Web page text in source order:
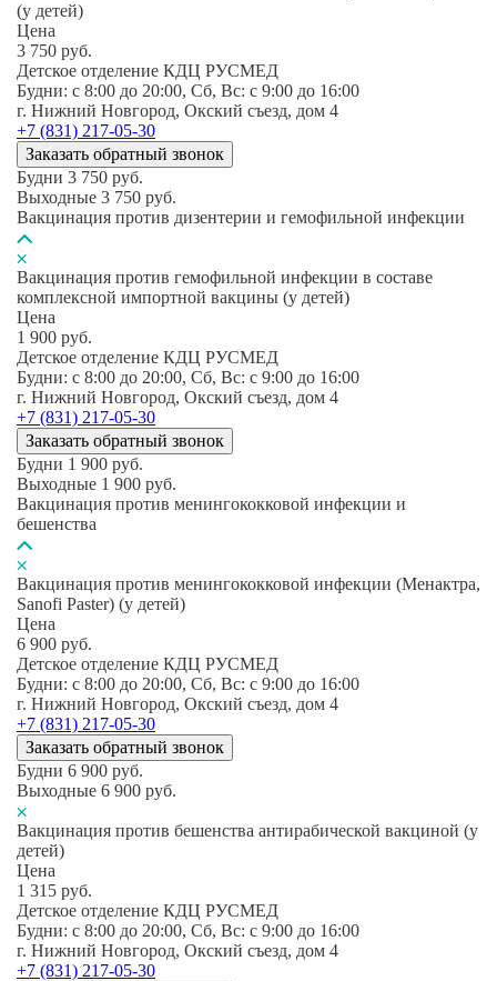
(у детей)
Цена
3 750 руб.
Детское отделение КДЦ РУСМЕД
Будни: c 8:00 до 20:00, Сб, Вс: c 9:00 до 16:00
г. Нижний Новгород, Окский съезд, дом 4
+7 (831) 217-05-30
Заказать обратный звонок
Будни 3 750 руб.
Выходные 3 750 руб.
Вакцинация против дизентерии и гемофильной инфекции
Вакцинация против гемофильной инфекции в составе
комплексной импортной вакцины (у детей)
Цена
1 900 руб.
Детское отделение КДЦ РУСМЕД
Будни: c 8:00 до 20:00, Сб, Вс: c 9:00 до 16:00
г. Нижний Новгород, Окский съезд, дом 4
+7 (831) 217-05-30
Заказать обратный звонок
Будни 1 900 руб.
Выходные 1 900 руб.
Вакцинация против менингококковой инфекции и
бешенства
Вакцинация против менингококковой инфекции (Менактра,
Sanofi Paster) (у детей)
Цена
6 900 руб.
Детское отделение КДЦ РУСМЕД
Будни: c 8:00 до 20:00, Сб, Вс: c 9:00 до 16:00
г. Нижний Новгород, Окский съезд, дом 4
+7 (831) 217-05-30
Заказать обратный звонок
Будни 6 900 руб.
Выходные 6 900 руб.
Вакцинация против бешенства антирабической вакциной (у
детей)
Цена
1 315 руб.
Детское отделение КДЦ РУСМЕД
Будни: c 8:00 до 20:00, Сб, Вс: c 9:00 до 16:00
г. Нижний Новгород, Окский съезд, дом 4
+7 (831) 217-05-30